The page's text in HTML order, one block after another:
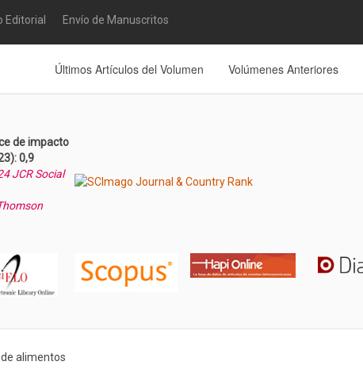
Editorial Envío de Manuscritos
Últimos Artículos del Volumen Volúmenes Anteriores
de impacto
0,9
JCR Social
alimentos